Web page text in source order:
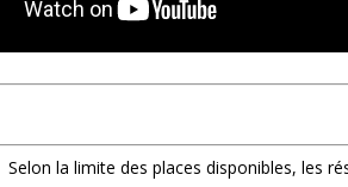
Selon la limite des places disponibles, les